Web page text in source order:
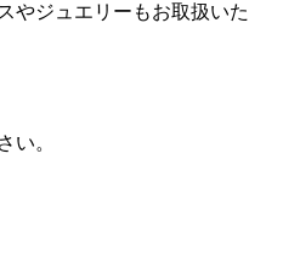
やジュエリーもお取扱いた
い。